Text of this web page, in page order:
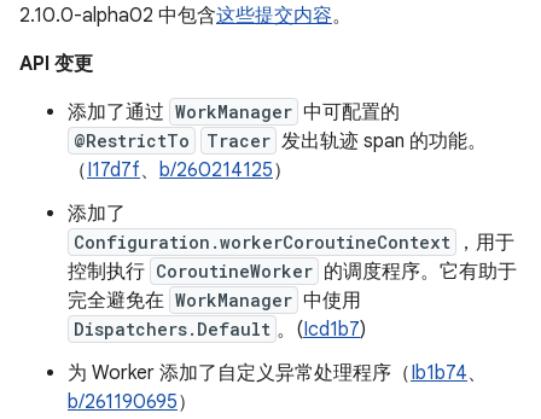
2.10.0-alpha02 中包含这些提交内容。
API 变更
添加了通过 WorkManager 中可配置的
@RestrictTo Tracer 发出轨迹 span 的功能。
（I17d7f、 b/260214125）
添加了
Configuration.workerCoroutineContext
，用于
控制执行 CoroutineWorker 的调度程序。它有助于
完全避免在 WorkManager 中使用
Dispatchers.Default 。(Icd1b7)
为 Worker 添加了自定义异常处理程序（Ib1b74、
b/261190695）